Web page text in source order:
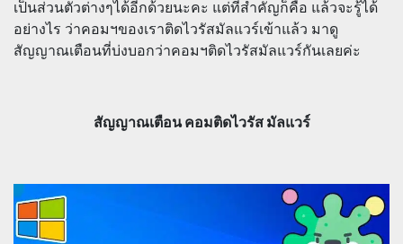
เป็นส่วนตัวต่างๆได้อีกด้วยนะคะ แต่ที่สำคัญก็คือ แล้วจะรู้ได้
อย่างไร ว่าคอมฯของเราติดไวรัสมัลแวร์เข้าแล้ว มาดู
สัญญาณเตือนที่บ่งบอกว่าคอมฯติดไวรัสมัลแวร์กันเลยค่ะ
สัญญาณเตือน คอมติดไวรัส มัลแวร์